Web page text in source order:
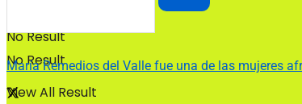
No Result
View All Result
No Result
María Remedios del Valle fue una de las mujeres